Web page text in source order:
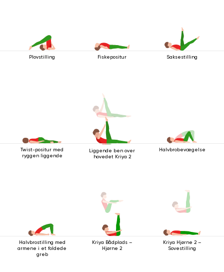
Plovstilling Fiskepositur Saksestilling
Twist-positur med
ryggen liggende
Liggende ben over
hovedet Kriya 2
Halvbrobevægelse
Halvbrostilling med
armene i et foldede
greb
Kriya Bådplads –
Hjørne 2
Kriya Hjørne 2 –
Sovestilling